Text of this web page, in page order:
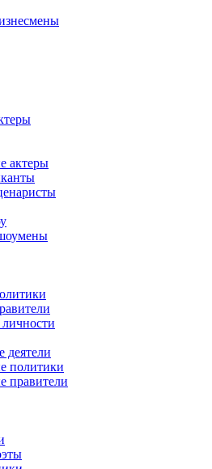
актеры
деятели
политики
правители